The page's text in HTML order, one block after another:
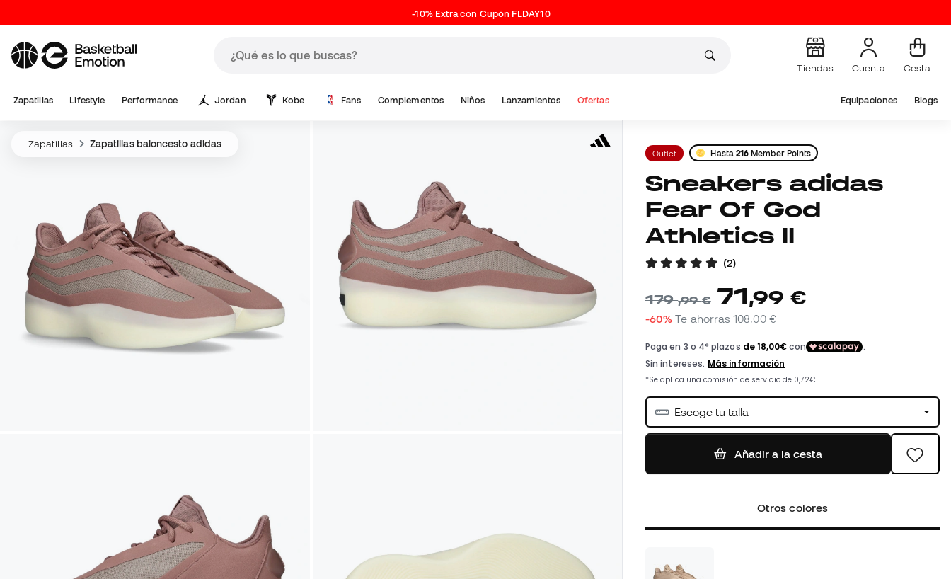
-10% Extra con Cupón FLDAY10
Tiendas Cuenta Cesta
Zapatillas Lifestyle Performance Jordan Kobe Fans Complementos Niños Lanzamientos Ofertas Equipaciones Blogs
Zapatillas Zapatillas baloncesto adidas
Outlet Hasta 216 Member Points
Sneakers adidas
Fear Of God
Athletics II
(2)
179,99 € 71,99 €
-60% Te ahorras108,00 €
Escoge tu talla
Añadir a la cesta
Otros colores